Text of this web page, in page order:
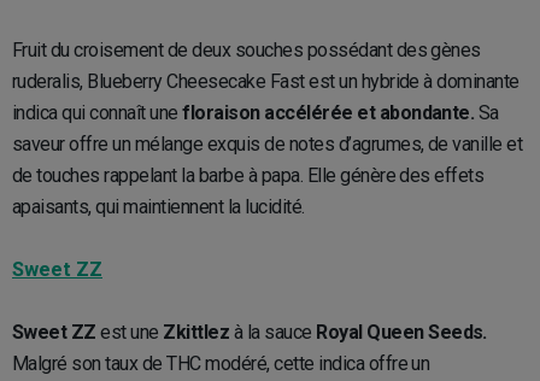
Fruit du croisement de deux souches possédant des gènes
ruderalis, Blueberry Cheesecake Fast est un hybride à dominante
indica qui connaît unefloraison accélérée et abondante. Sa
saveur offre un mélange exquis de notes d’agrumes, de vanille et
de touches rappelant la barbe à papa. Elle génère des effets
apaisants, qui maintiennent la lucidité.
Sweet ZZ
Sweet ZZ est une Zkittlez à la sauce Royal Queen Seeds.
Malgré son taux de THC modéré, cette indica offre un